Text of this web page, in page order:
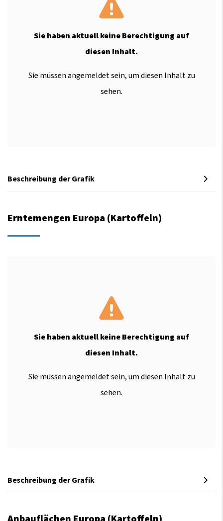
Sie haben aktuell keine Berechtigung auf
diesen Inhalt.
Sie müssen angemeldet sein, um diesen Inhalt zu
sehen.
Beschreibung der Grafik
Erntemengen Europa (Kartoffeln)
Sie haben aktuell keine Berechtigung auf
diesen Inhalt.
Sie müssen angemeldet sein, um diesen Inhalt zu
sehen.
Beschreibung der Grafik